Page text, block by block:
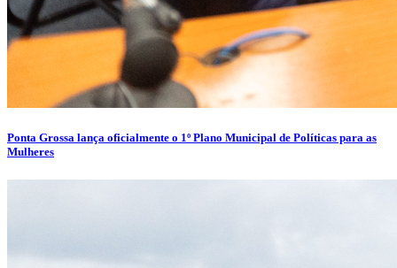
Ponta Grossa lança oficialmente o 1º Plano Municipal de Políticas para as
Mulheres